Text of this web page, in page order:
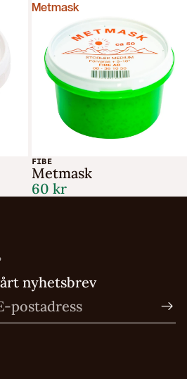
Metmask
FIBE
Metmask
60 kr
nyhetsbrev